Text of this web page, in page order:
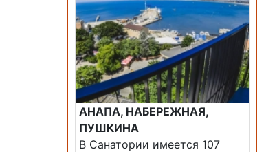
АНАПА, НАБЕРЕЖНАЯ,
ПУШКИНА
В Санатории имеется 107